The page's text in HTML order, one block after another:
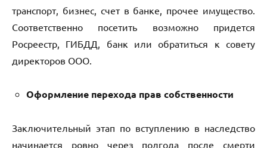
транспорт, бизнес, счет в банке, прочее имущество.
Соответственно посетить возможно придется
Росреестр, ГИБДД, банк или обратиться к совету
директоров ООО.
Оформление перехода прав собственности
Заключительный этап по вступлению в наследство
начинается ровно через полгода после смерти